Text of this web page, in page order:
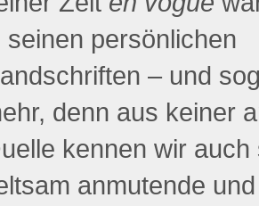
seinen persönlichen
– und
denn aus keiner
kennen wir auch
anmutende